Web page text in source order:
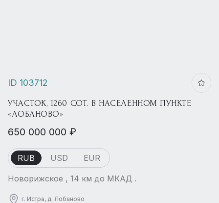
ID 103712
УЧАСТОК, 1260 СОТ. В НАСЕЛЕННОМ ПУНКТЕ
«ЛОБАНОВО»
650 000 000 ₽
RUB USD EUR
Новорижское , 14 км до МКАД .
г. Истра, д. Лобаново